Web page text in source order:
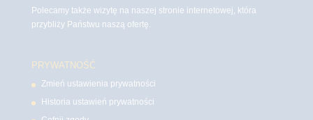
Polecamy także wizytę na naszej stronie internetowej, która
przybliży Państwu naszą ofertę.
PRYWATNOŚĆ
Zmień ustawienia prywatności
Historia ustawień prywatności